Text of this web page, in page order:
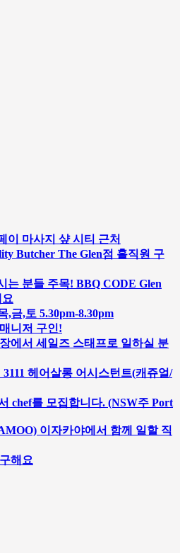
이 마사지 샾 시티 근처
Butcher The Glen점 홀직원 구
는 분들 주목! BBQ CODE Glen
요
,금,토 5.30pm-8.30pm
니저 구인!
에서 세일즈 스태프로 일하실 분
헤어살롱 어시스턴트(캐쥬얼/
chef를 모집합니다. (NSW주 Port
이자카야에서 함께 일할 직
해요